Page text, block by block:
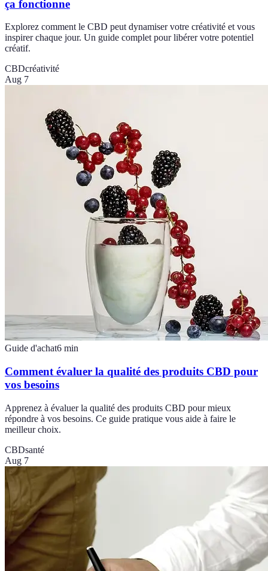
ça fonctionne
Explorez comment le CBD peut dynamiser votre créativité et vous
inspirer chaque jour. Un guide complet pour libérer votre potentiel
créatif.
CBDcréativité
Aug 7
Guide d'achat6 min
Comment évaluer la qualité des produits CBD pour
vos besoins
Apprenez à évaluer la qualité des produits CBD pour mieux
répondre à vos besoins. Ce guide pratique vous aide à faire le
meilleur choix.
CBDsanté
Aug 7